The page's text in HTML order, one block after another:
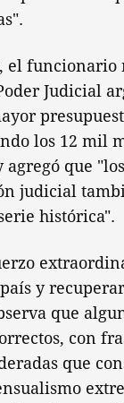
el funcionario
Judicial
los 12 mil
agregó que
judicial
histórica".
y
que
con
que